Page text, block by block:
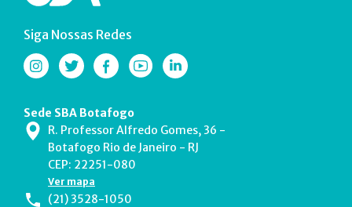
Siga Nossas Redes
Sede SBA Botafogo
R. Professor Alfredo Gomes, 36 -
Botafogo Rio de Janeiro - RJ
CEP: 22251-080
Ver mapa
(21) 3528-1050